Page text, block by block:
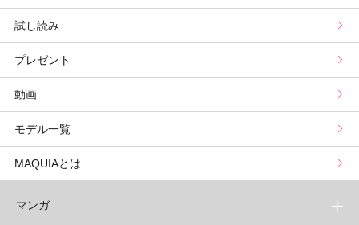
プリュスベスコス
小田ユイコのマニアックビューティREPORT
野毛まゆりの実況野毛Channel
星谷菜々の美に効くスイーツ
山本舞香のBeauty Script
三島キアリーの12星座別 恋愛運&美容運
動物キャラナビ占い
ムーン・リーの運を呼び寄せる香り
パーソナルカラー診断
顔タイプ髪型診断
コスメカレンダートップ
検索
試し読み
プレゼント
動画
モデル一覧
MAQUIAとは
マンガ